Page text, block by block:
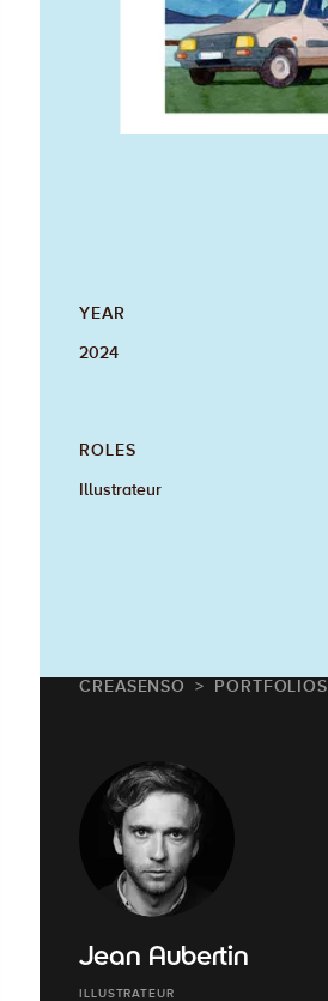
YEAR
2024
ROLES
Illustrateur
CREASENSO PORTFOLIOS
Jean Aubertin
ILLUSTRATEUR